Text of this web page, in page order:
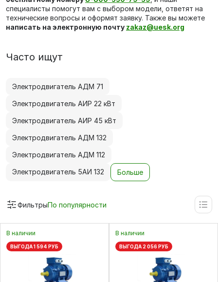
специалисты помогут вам с выбором модели, ответят на
технические вопросы и оформят заявку. Также вы можете
написать на электронную почту zakaz@uesk.org
Часто ищут
Электродвигатель АДМ 71
Электродвигатель АИР 22 кВт
Электродвигатель АИР 45 кВт
Электродвигатель АДМ 132
Электродвигатель АДМ 112
Электродвигатель 5АИ 132 Больше
ФильтрыПо популярности
В наличии
ВЫГОДА 1 594 РУБ
В наличии
ВЫГОДА 2 056 РУБ